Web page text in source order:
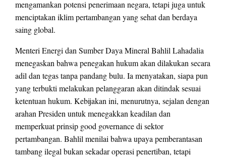
mengamankan potensi penerimaan negara, tetapi juga untuk
menciptakan iklim pertambangan yang sehat dan berdaya
saing global.
Menteri Energi dan Sumber Daya Mineral Bahlil Lahadalia
menegaskan bahwa penegakan hukum akan dilakukan secara
adil dan tegas tanpa pandang bulu. Ia menyatakan, siapa pun
yang terbukti melakukan pelanggaran akan ditindak sesuai
ketentuan hukum. Kebijakan ini, menurutnya, sejalan dengan
arahan Presiden untuk menegakkan keadilan dan
memperkuat prinsip good governance di sektor
pertambangan. Bahlil menilai bahwa upaya pemberantasan
tambang ilegal bukan sekadar operasi penertiban, tetapi